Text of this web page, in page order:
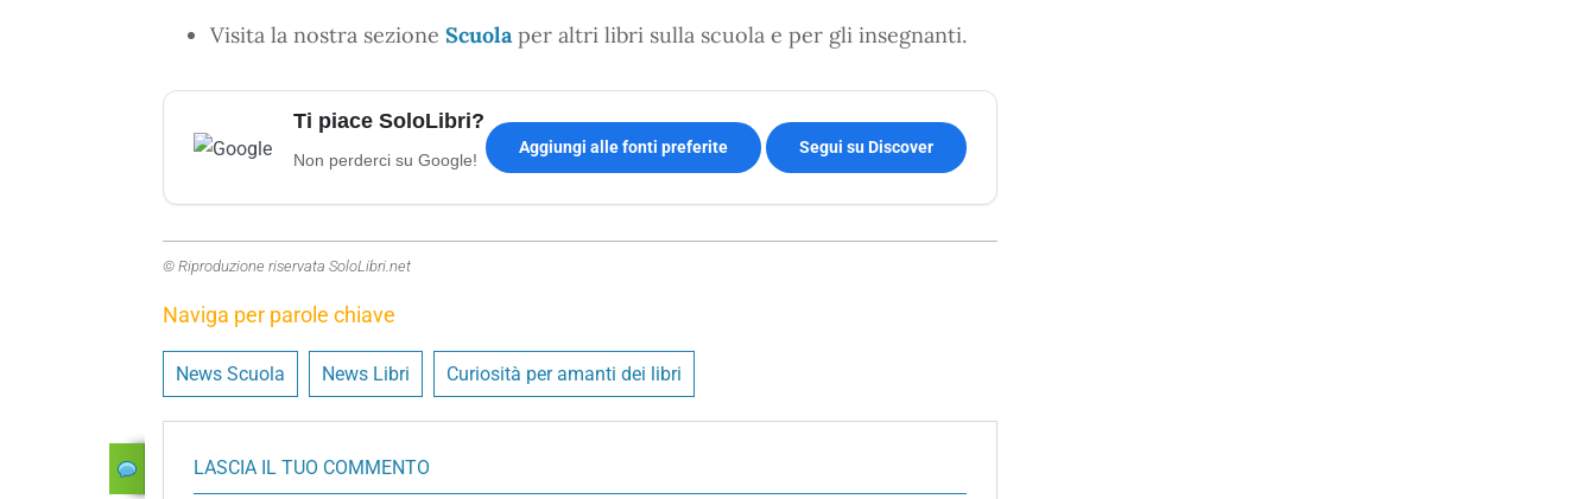
Visita la nostra sezione Scuolaper altri libri sulla scuola e per gli insegnanti.
Ti piace SoloLibri?
Non perderci su Google!
Aggiungi alle fonti preferite Segui su Discover
© Riproduzione riservata SoloLibri.net
Naviga per parole chiave
News Scuola News Libri Curiosità per amanti dei libri
LASCIA IL TUO COMMENTO